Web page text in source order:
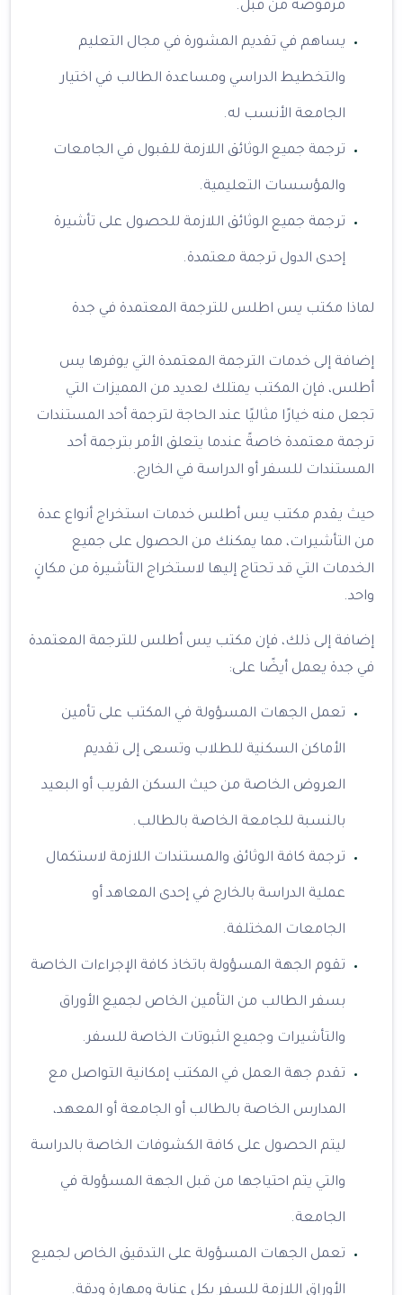
مرفوضة من قبل.
يساهم في تقديم المشورة في مجال التعليم
والتخطيط الدراسي ومساعدة الطالب في اختيار
الجامعة الأنسب له.
ترجمة جميع الوثائق اللازمة للقبول في الجامعات
والمؤسسات التعليمية.
ترجمة جميع الوثائق اللازمة للحصول على تأشيرة
إحدى الدول ترجمة معتمدة.
لماذا مكتب يس اطلس للترجمة المعتمدة في جدة
إضافة إلى خدمات الترجمة المعتمدة التي يوفرها يس
أطلس، فإن المكتب يمتلك لعديد من المميزات التي
تجعل منه خيارًا مثاليًا عند الحاجة لترجمة أحد المستندات
ترجمة معتمدة خاصةً عندما يتعلق الأمر بترجمة أحد
المستندات للسفر أو الدراسة في الخارج.
حيث يقدم مكتب يس أطلس خدمات استخراج أنواع عدة
من التأشيرات، مما يمكنك من الحصول على جميع
الخدمات التي قد تحتاج إليها لاستخراج التأشيرة من مكانٍ
واحد.
إضافة إلى ذلك، فإن مكتب يس أطلس للترجمة المعتمدة
في جدة يعمل أيضًا على:
تعمل الجهات المسؤولة في المكتب على تأمين
الأماكن السكنية للطلاب وتسعى إلى تقديم
العروض الخاصة من حيث السكن القريب أو البعيد
بالنسبة للجامعة الخاصة بالطالب.
ترجمة كافة الوثائق والمستندات اللازمة لاستكمال
عملية الدراسة بالخارج في إحدى المعاهد أو
الجامعات المختلفة.
تقوم الجهة المسؤولة باتخاذ كافة الإجراءات الخاصة
بسفر الطالب من التأمين الخاص لجميع الأوراق
والتأشيرات وجميع الثبوتات الخاصة للسفر.
تقدم جهة العمل في المكتب إمكانية التواصل مع
المدارس الخاصة بالطالب أو الجامعة أو المعهد،
ليتم الحصول على كافة الكشوفات الخاصة بالدراسة
والتي يتم احتياجها من قبل الجهة المسؤولة في
الجامعة.
تعمل الجهات المسؤولة على التدقيق الخاص لجميع
الأوراق اللازمة للسفر بكل عناية ومهارة ودقة.